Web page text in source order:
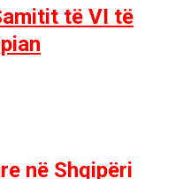
të VI të
në Shqipëri